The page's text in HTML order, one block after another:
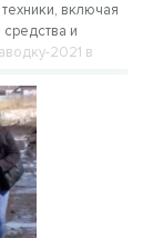
включая
и
2021 в